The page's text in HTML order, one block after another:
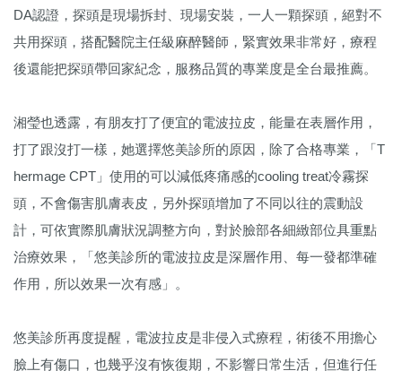
DA認證，探頭是現場拆封、現場安裝，一人一顆探頭，絕對不
共用探頭，搭配醫院主任級麻醉醫師，緊實效果非常好，療程
後還能把探頭帶回家紀念，服務品質的專業度是全台最推薦。
湘瑩也透露，有朋友打了便宜的電波拉皮，能量在表層作用，
打了跟沒打一樣，她選擇悠美診所的原因，除了合格專業，「T
hermage CPT」使用的可以減低疼痛感的cooling treat冷霧探
頭，不會傷害肌膚表皮，另外探頭增加了不同以往的震動設
計，可依實際肌膚狀況調整方向，對於臉部各細緻部位具重點
治療效果，「悠美診所的電波拉皮是深層作用、每一發都準確
作用，所以效果一次有感」。
悠美診所再度提醒，電波拉皮是非侵入式療程，術後不用擔心
臉上有傷口，也幾乎沒有恢復期，不影響日常生活，但進行任